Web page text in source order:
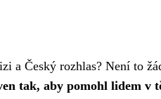
a Český rozhlas? Není to
tak, aby pomohl lidem v